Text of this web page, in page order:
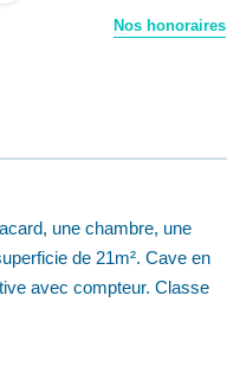
Nos honoraires
une chambre, une
de 21m². Cave en
avec compteur. Classe